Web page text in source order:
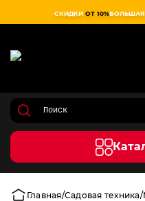
СКИДКИ ОТ 10%БОЛЬШАЯ
Главная Садовая техника